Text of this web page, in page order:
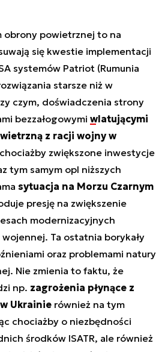
obrony powietrznej to na
się kwestie implementacji
systemów Patriot (Rumunia
starsze niż w
czym, doświadczenia strony
bezzałogowymi wlatującymi
z racji wojny w
zwiększone inwestycje
tym samym opl niższych
sytuacja na Morzu Czarnym
presję na zwiększenie
modernizacyjnych
Ta ostatnia borykały
oraz problemami natury
Nie zmienia to faktu, że
np. zagrożenia płynące z
Ukrainie również na tym
chociażby o niezbędności
środków ISATR, ale również